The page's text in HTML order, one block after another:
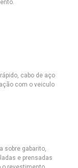
cabo de aço
com o veiculo
sobre gabarito,
e prensadas